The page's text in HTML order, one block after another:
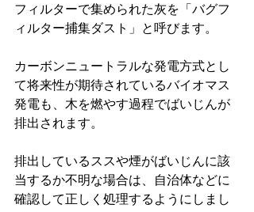
フィルターで集められた灰を「バグフ
ィルター捕集ダスト」と呼びます。
カーボンニュートラルな発電方式とし
て将来性が期待されているバイオマス
発電も、木を燃やす過程でばいじんが
排出されます。
排出しているススや煙がばいじんに該
当するか不明な場合は、自治体などに
確認して正しく処理するようにしまし